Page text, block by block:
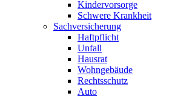
Kindervorsorge
Schwere Krankheit
Sachversicherung
Haftpflicht
Unfall
Hausrat
Wohngebäude
Rechtsschutz
Auto